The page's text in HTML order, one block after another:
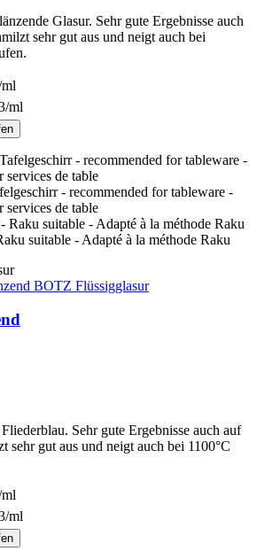
Glasur. Sehr gute Ergebnisse auch
sehr gut aus und neigt auch bei
ml
- recommended for tableware -
services de table
suitable - Adapté à la méthode Raku
Sehr gute Ergebnisse auch auf
sehr gut aus und neigt auch bei 1100°C
ml